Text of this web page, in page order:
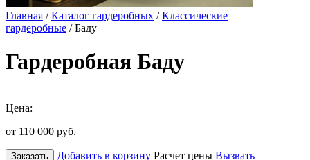
Главная /Каталог гардеробных /Классические
гардеробные / Баду
Гардеробная Баду
Цена:
от 110 000 руб.
Заказать Добавить в корзину Расчет цены Вызвать